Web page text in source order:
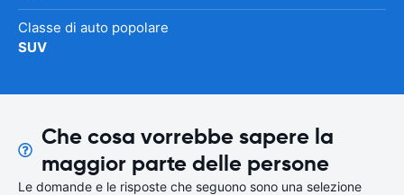
Classe di auto popolare
SUV
Che cosa vorrebbe sapere la
maggior parte delle persone
Le domande e le risposte che seguono sono una selezione